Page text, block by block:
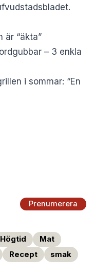
.
är “äkta”
– 3 enkla
i sommar: “En
Prenumerera
Högtid
Mat
Recept
smak